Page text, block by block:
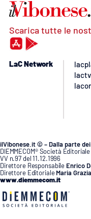
Scarica tutte le
LaC Network
ilVibonese.it © – Dalla parte
DIEMMECOM® Società
VV n.97 del 11.12.1996
Direttore Responsabile Enrico
Direttore Editoriale Maria
www.diemmecom.it